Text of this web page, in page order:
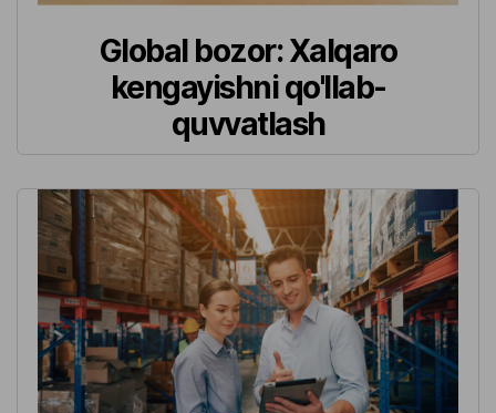
Global bozor: Xalqaro
kengayishni qo'llab-
quvvatlash